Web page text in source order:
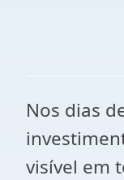
Nos dias
visível em